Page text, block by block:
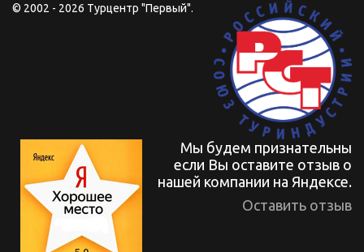
© 2002 - 2026 Турцентр "Первый".
Мы будем признательны
если Вы оставите отзыв о
нашей компании на Яндексе.
Оставить отзыв